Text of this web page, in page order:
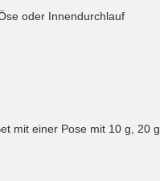
oder Innendurchlauf
mit einer Pose mit 10 g, 20